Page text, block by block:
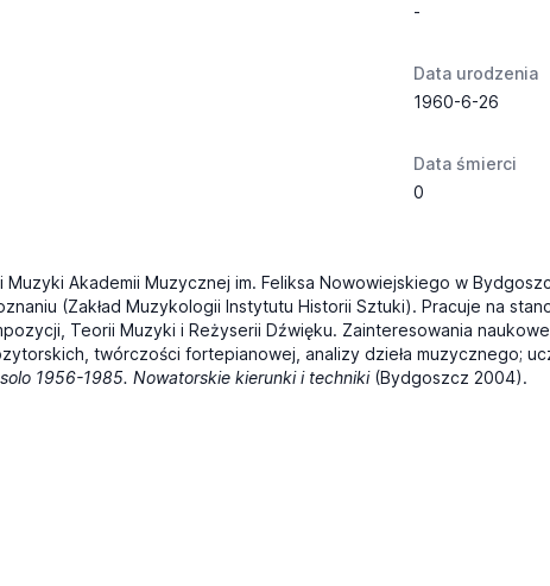
-
Data urodzenia
1960-6-26
Data śmierci
0
Muzyki Akademii Muzycznej im. Feliksa Nowowiejskiego w
(Zakład Muzykologii Instytutu Historii Sztuki). Pracuje na
Teorii Muzyki i Reżyserii Dźwięku. Zainteresowania
twórczości fortepianowej, analizy dzieła muzycznego;
1956-1985. Nowatorskie kierunki i techniki(Bydgoszcz 2004).